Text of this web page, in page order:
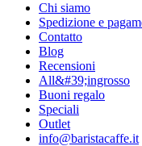
Chi siamo
Spedizione e
Contatto
Blog
Recensioni
All&#39;ingrosso
Buoni regalo
Speciali
Outlet
info@baristacaffe.it